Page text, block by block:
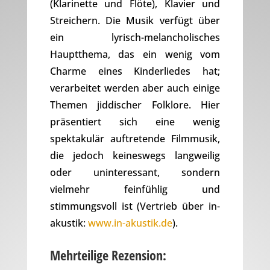
(Klarinette und Flöte), Klavier und
Streichern. Die Musik verfügt über
ein lyrisch-melancholisches
Hauptthema, das ein wenig vom
Charme eines Kinderliedes hat;
verarbeitet werden aber auch einige
Themen jiddischer Folklore. Hier
präsentiert sich eine wenig
spektakulär auftretende Filmmusik,
die jedoch keineswegs langweilig
oder uninteressant, sondern
vielmehr feinfühlig und
stimmungsvoll ist (Vertrieb über in-
akustik:www.in-akustik.de).
Mehrteilige Rezension: